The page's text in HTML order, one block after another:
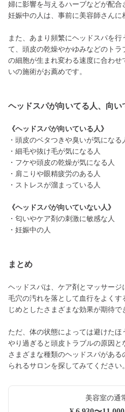
婦に影響を与えるハーブなどが配合
妊娠中の人は、事前に美容師さんに
また、あまり頻繁にヘッドスパを
て、頭皮の乾燥やかゆみなどのト
の細胞が生まれ変わる速度に合わせ
いの施術がお薦めです。
ヘッドスパが向いてる人、向い
《ヘッドスパが向いている人》
・頭皮のベタつきや臭いが気になる
・細毛や抜け毛が気になる人
・フケや頭皮の乾燥が気になる人
・肩こりや眼精疲労のある人
・ストレスが溜まっている人
《ヘッドスパが向いていない人》
・匂いやケア剤の刺激に敏感な人
・妊娠中の人
まとめ
ヘッドスパは、ケア剤とマッサージ
毛穴の汚れを落として血行をよくす
じめとしたさまざまな効果が期待で
ただ、体の状態によっては避けたほ
やり過ぎると頭皮トラブルの原因と
さまざまな種類のヘッドスパがあ
られるサロンを探してみてください。
美容室の通